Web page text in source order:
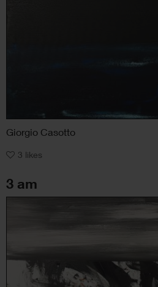
Giorgio Casotto
3 likes
3 am